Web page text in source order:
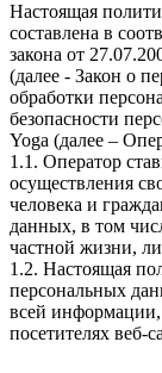
Настоящая
составлена в
закона от
(далее - Закон о
обработки
безопасности
Yoga (далее –
1.1. Оператор
осуществления
человека и
данных, в том
частной жизни,
1.2. Настоящая
персональных
всей
посетителях веб-